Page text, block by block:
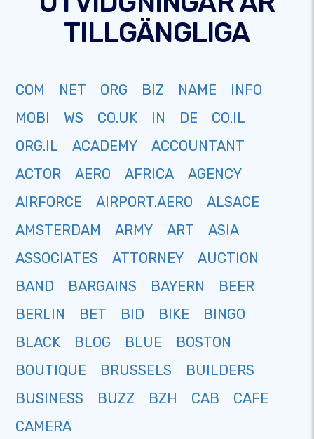
TILLGÄNGLIGA
COM NET ORG BIZ NAME
INFO
MOBI
WS CO.UK IN DE
CO.IL
ORG.IL
ACADEMY
ACCOUNTANT
ACTOR
AERO AFRICA
AGENCY
AIRFORCE
AIRPORT.AERO
ALSACE
AMSTERDAM
ARMY ART
ASIA
ASSOCIATES
ATTORNEY
AUCTION
BAND
BARGAINS BAYERN
BEER
BERLIN
BET BID BIKE
BINGO
BLACK
BLOG BLUE
BOSTON
BOUTIQUE
BRUSSELS
BUILDERS
BUSINESS
BUZZ BZH CAB
CAFE
CAMERA